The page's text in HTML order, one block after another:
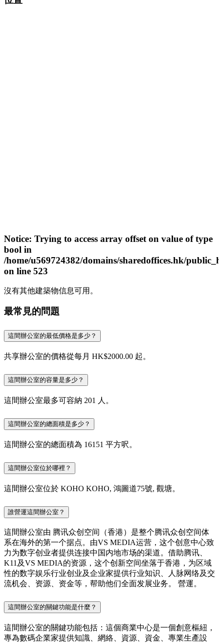
Notice: Trying to access array offset on value of type
bool in
/home/u569724382/domains/sharedoffices.hk/
on line 523
沒有其他建築物信息可用。
最常見的問題
這間辦公室的最低價格是多少？
共享辦公室的價格從每月 HK$2000.00 起。
這間辦公室的容量是多少？
這間辦公室最多可容納 201 人。
這間辦公室的總面積是多少？
這間辦公室的總面積為 16151 平方呎。
這間辦公室位於哪裡？
這間辦公室位於 KOHO KOHO, 鴻圖道75號, 觀塘。
誰營運這間辦公室？
這間辦公室由 腾讯众创空间（香港）是整个腾讯众创空间体
系在海外的第一个据点。由VS MEDIA运营，这个创意中心致
力为数字创业者提供连接中国内地市场的渠道。借助腾讯、
K11及VS MEDIA的资源，这个创新空间坐落于香港，为区域
性的数字娱乐行业创业及企业家提供行业知识、人脉网络及交
流机会、资源、资金等，帮助他们全面发展业务。 營運。
這間辦公室的關鍵功能是什麼？
這間辦公室的關鍵功能包括：這個商業中心是一個創意樞紐，
專為數碼企業家提供知識、網絡、資源、資金、專業生產設